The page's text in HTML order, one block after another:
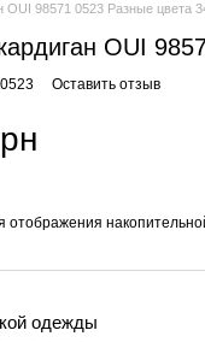
OUI 98571 0523 Разные цвета
OUI
Оставить отзыв
отображения
одежды